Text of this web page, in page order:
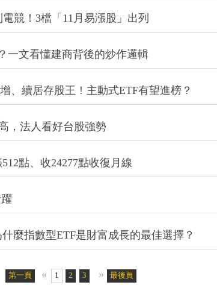
競！3檔「11月易漲股」出列
一文看懂建商背後的炒作邏輯
、續居存股王！主動式ETF有望進榜？
，法人看好台股強勢
點、收24277點收復月線
麼指數型ETF是財富成長的最佳選擇？
第一頁 « 1 2 3 4 5 6
» 最後頁